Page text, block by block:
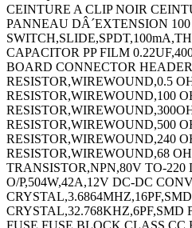
CEINTURE A CLIP NOIR
PANNEAU DÂ´EXTENSION
CAPACITOR PP FILM
BOARD CONNECTOR
RESISTOR,WIREWOUND,0.5
RESISTOR,WIREWOUND,100
RESISTOR,WIREWOUND,500
RESISTOR,WIREWOUND,240
RESISTOR,WIREWOUND,68
TRANSISTOR,NPN,80V TO-220
O/P,504W,42A,12V DC-DC
CRYSTAL,3.6864MHZ,16PF,SMD
CRYSTAL,32.768KHZ,6PF,SMD